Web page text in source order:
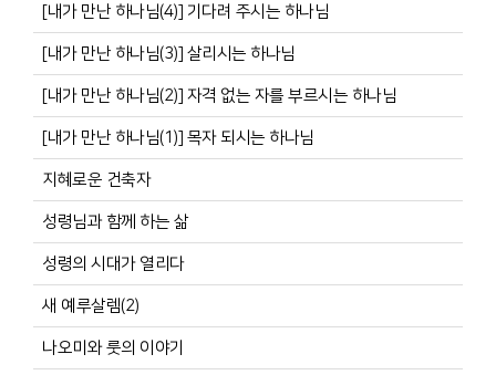
[내가 만난 하나님(4)] 기다려 주시는 하나님
[내가 만난 하나님(3)] 살리시는 하나님
[내가 만난 하나님(2)] 자격 없는 자를 부르시는 하나님
[내가 만난 하나님(1)] 목자 되시는 하나님
지혜로운 건축자
성령님과 함께 하는 삶
성령의 시대가 열리다
새 예루살렘(2)
나오미와 룻의 이야기